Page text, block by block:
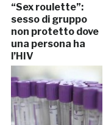
“Sex roulette”:
sesso di gruppo
non protetto dove
una persona ha
l’HIV